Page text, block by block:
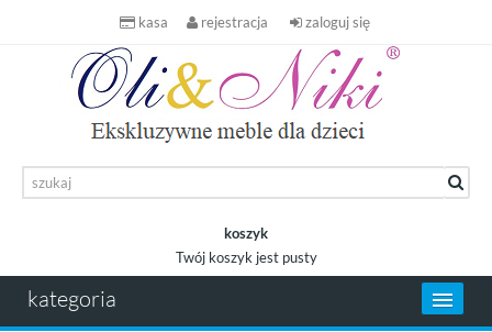
kasa rejestracja zaloguj się
koszyk
Twój koszyk jest pusty
kategoria